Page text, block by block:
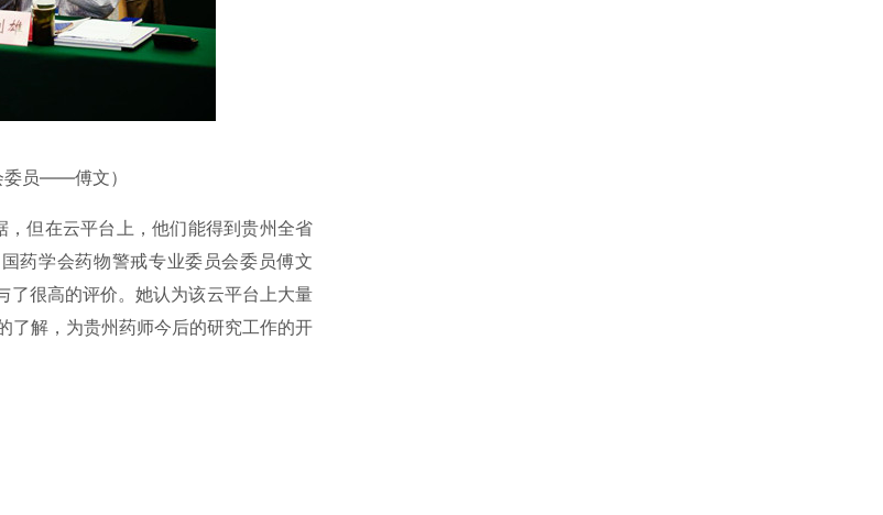
委员——傅文）
但在云平台上，他们能得到贵州全省
药学会药物警戒专业委员会委员傅文
了很高的评价。她认为该云平台上大量
了解，为贵州药师今后的研究工作的开